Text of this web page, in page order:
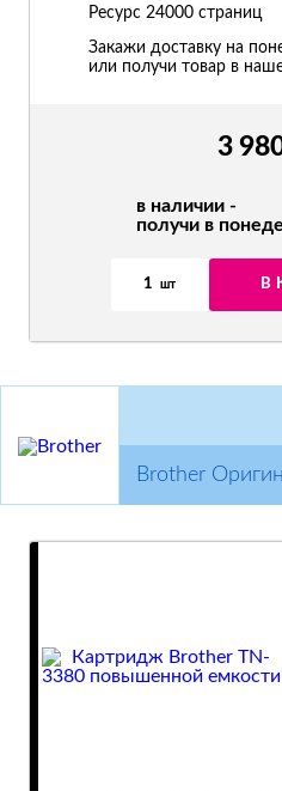
3
в наличии -
получи в
1 шт В
Ресурс 24000 страниц
Закажи доставку на
или получи товар в
Brother